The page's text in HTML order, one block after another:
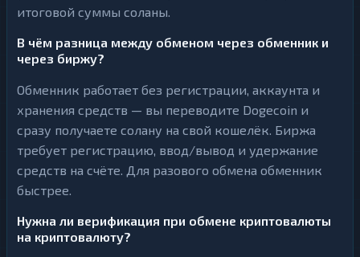
итоговой суммы соланы.
В чём разница между обменом через обменник и
через биржу?
Обменник работает без регистрации, аккаунта и
хранения средств — вы переводите Dogecoin и
сразу получаете солану на свой кошелёк. Биржа
требует регистрацию, ввод/вывод и удержание
средств на счёте. Для разового обмена обменник
быстрее.
Нужна ли верификация при обмене криптовалюты
на криптовалюту?